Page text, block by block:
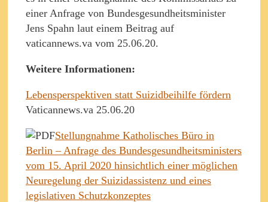
einer Anfrage von Bundesgesundheitsminister
Jens Spahn laut einem Beitrag auf
vaticannews.va vom 25.06.20.
Weitere Informationen:
Lebensperspektiven statt Suizidbeihilfe fördern
Vaticannews.va 25.06.20
Stellungnahme Katholisches Büro in
Berlin – Anfrage des Bundesgesundheitsministers
vom 15. April 2020 hinsichtlich einer möglichen
Neuregelung der Suizidassistenz und eines
legislativen Schutzkonzeptes